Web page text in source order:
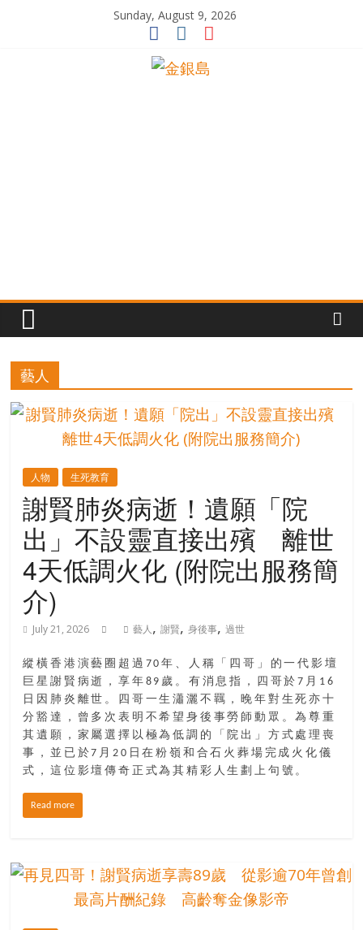
Sunday, August 9, 2026
命
的
寶
藏
金
銀
島
共
享
樂
共
人
生
下
半
場
結
險
入
50
藝人
人物 生死教育
謝賢肺炎病逝！遺願「院
出」不設靈直接出殯 離世
4天低調火化 (附院出服務簡
介)
July 21, 2026 藝人,謝賢,身後事, 過世
縱橫香港演藝圈超過70年、人稱「四哥」的一代影壇
巨星謝賢病逝，享年89歲。有消息指，四哥於7月16
日因肺炎離世。四哥一生瀟灑不羈，晚年對生死亦十
分豁達，曾多次表明不希望身後事勞師動眾。為尊重
其遺願，家屬選擇以極為低調的「院出」方式處理喪
事，並已於7月20日在粉嶺和合石火葬場完成火化儀
式，這位影壇傳奇正式為其精彩人生劃上句號。
Read more